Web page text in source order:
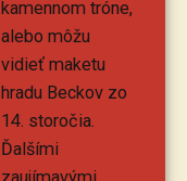
kamennom tróne,
alebo môžu
vidieť maketu
hradu Beckov zo
14. storočia.
Ďalšími
zaujímavými